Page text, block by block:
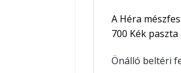
A Héra
700 Kék
Önálló beltéri